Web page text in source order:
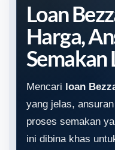
Loan
Harga,
Semakan
Mencari loan
yang jelas,
proses semakan
ini dibina khas